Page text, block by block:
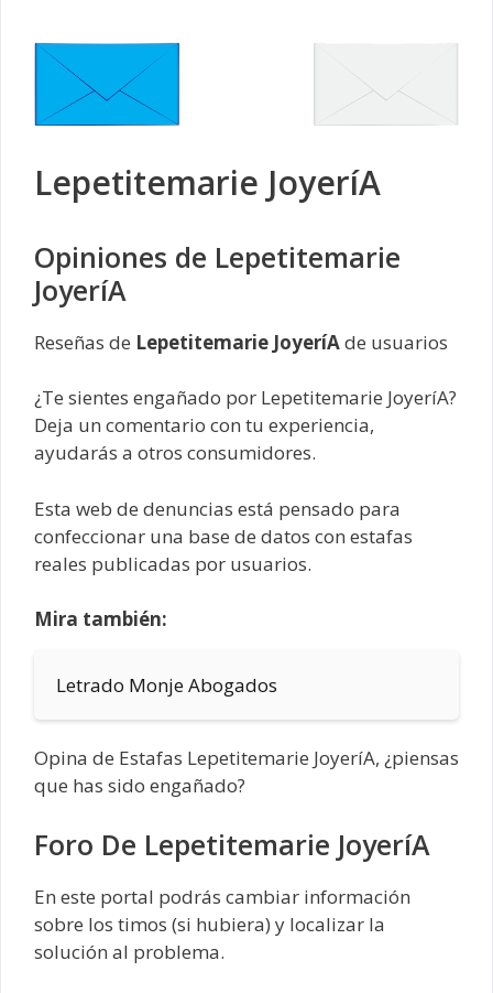
Lepetitemarie JoyeríA
Opiniones de Lepetitemarie
JoyeríA
Reseñas de Lepetitemarie JoyeríAde usuarios
¿Te sientes engañado por Lepetitemarie JoyeríA?
Deja un comentario con tu experiencia,
ayudarás a otros consumidores.
Esta web de denuncias está pensado para
confeccionar una base de datos con estafas
reales publicadas por usuarios.
Mira también:
Letrado Monje Abogados
Opina de Estafas Lepetitemarie JoyeríA, ¿piensas
que has sido engañado?
Foro De Lepetitemarie JoyeríA
En este portal podrás cambiar información
sobre los timos (si hubiera) y localizar la
solución al problema.